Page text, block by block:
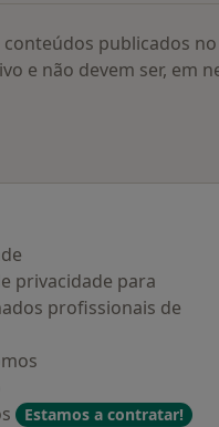
conteúdos publicados
e não devem ser, em
privacidade para
profissionais de
Estamos a contratar!